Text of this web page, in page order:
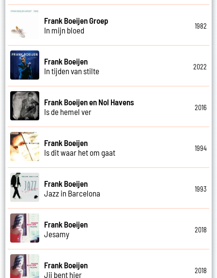
Frank Boeijen Groep
In mijn bloed
1982
Frank Boeijen
In tijden van stilte
2022
Frank Boeijen en Nol Havens
Is de hemel ver
2016
Frank Boeijen
Is dit waar het om gaat
1994
Frank Boeijen
Jazz in Barcelona
1993
Frank Boeijen
Jesamy
2018
Frank Boeijen
Jij bent hier
2018